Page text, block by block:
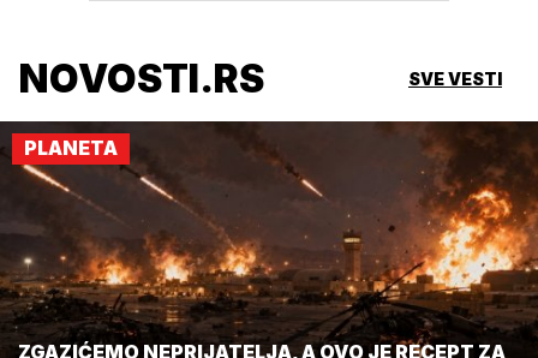
NOVOSTI.RS SVE VESTI
PLANETA
ZGAZIĆEMO NEPRIJATELJA, A OVO JE RECEPT ZA